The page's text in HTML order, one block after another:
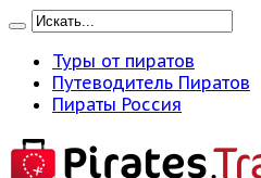
Туры от пиратов
Путеводитель Пиратов
Пираты Россия